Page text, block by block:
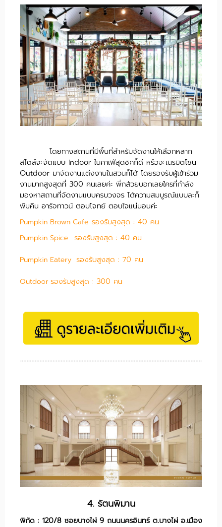
โดยทางสถานที่มีพื้นที่สำหรับจัดงานให้เลือกหลาก
สไตล์จะจัดแบบ Indoor ในคาเฟ่สุดชิคก็ดี หรือจะเนรมิตโซน
Outdoor มาจัดงานแต่งงานในสวนก็ได้ โดยรองรับผู้เข้าร่วม
งานมากสูงสุดที่ 300 คนเลยค่ะ พี่กล้วยบอกเลยใครที่กำลัง
มองหาสถานที่จัดงานแบบครบวงจร ได้ความสมบูรณ์แบบละก็
พัมคิน อาร์จทาวน์ ตอบโจทย์ ตอบใจแน่นอนค่ะ
Pumpkin Brown Cafe รองรับสูงสุด : 40 คน
Pumpkin Spice รองรับสูงสุด : 40 คน
Pumpkin Eatery รองรับสูงสุด : 70 คน
Outdoor รองรับสูงสุด : 300 คน
4. รัตนพิมาน
พิกัด : 120/8 ซอยบางไผ่ 9 ถนนนครอินทร์ ต.บางไผ่ อ.เมือง